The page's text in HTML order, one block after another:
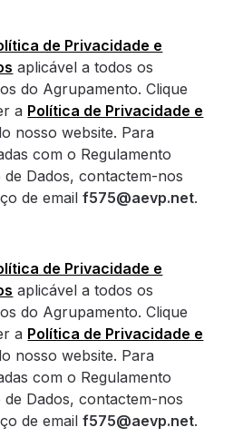
de Privacidade e
aplicável a todos os
do Agrupamento. Clique
a Política de Privacidade e
nosso website. Para
com o Regulamento
Dados, contactem-nos
de emailf575@aevp.net.
de Privacidade e
aplicável a todos os
do Agrupamento. Clique
a Política de Privacidade e
nosso website. Para
com o Regulamento
Dados, contactem-nos
de emailf575@aevp.net.